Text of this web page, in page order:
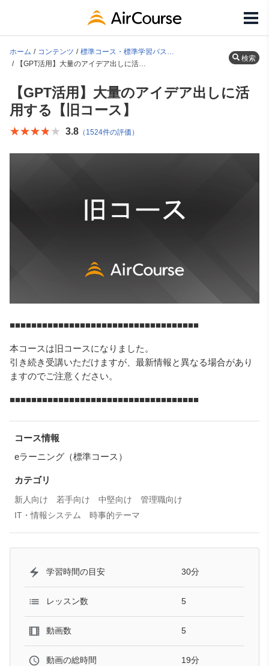
ホーム コンテンツ
標準コース・標準学習パス一覧
【GPT活用】大量のアイデア出しに活用する【旧コース】
検索
【GPT活用】大量のアイデア出しに活
用する【旧コース】
★★★★★
★★★★★ 3.8 （1524件の評価）
■■■■■■■■■■■■■■■■■■■■■■■■■■■■■■■■■■■
本コースは旧コースになりました。
引き続き受講いただけますが、最新情報と異なる場合があり
ますのでご注意ください。
■■■■■■■■■■■■■■■■■■■■■■■■■■■■■■■■■■■
コース情報
eラーニング（標準コース）
カテゴリ
新人向け 若手向け 中堅向け
管理職向け
IT・情報システム
時事的テーマ
学習時間の目安 30分
レッスン数 5
動画数 5
動画の総時間 19分